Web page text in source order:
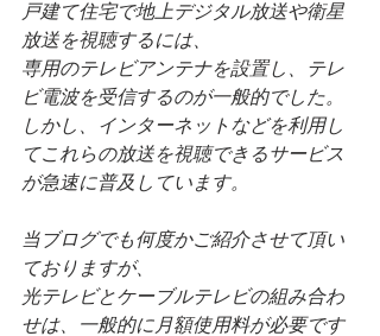
戸建て住宅で地上デジタル放送や衛星
放送を視聴するには、
専用のテレビアンテナを設置し、テレ
ビ電波を受信するのが一般的でした。
しかし、インターネットなどを利用し
てこれらの放送を視聴できるサービス
が急速に普及しています。
当ブログでも何度かご紹介させて頂い
ておりますが、
光テレビとケーブルテレビの組み合わ
せは、一般的に月額使用料が必要です